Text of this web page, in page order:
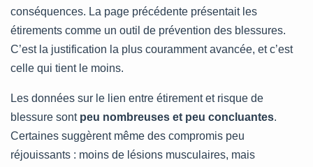
conséquences. La page précédente présentait les
étirements comme un outil de prévention des blessures.
C’est la justification la plus couramment avancée, et c’est
celle qui tient le moins.
Les données sur le lien entre étirement et risque de
blessure sont peu nombreuses et peu concluantes.
Certaines suggèrent même des compromis peu
réjouissants : moins de lésions musculaires, mais